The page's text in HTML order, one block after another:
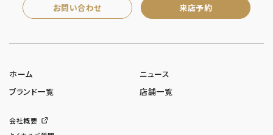
お問い合わせ 来店予約
ホーム
ニュース
ブランド一覧
店舗一覧
会社概要